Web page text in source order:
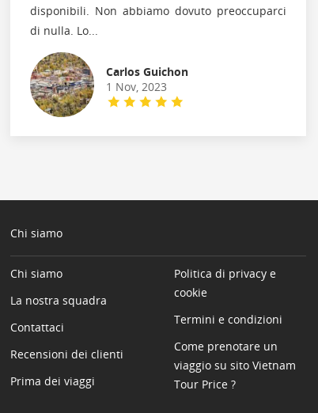
disponibili. Non abbiamo dovuto preoccuparci
di nulla. Lo...
Carlos Guichon
1 Nov, 2023
Chi siamo
Chi siamo
La nostra squadra
Contattaci
Recensioni dei clienti
Prima dei viaggi
Politica di privacy e
cookie
Termini e condizioni
Come prenotare un
viaggio su sito Vietnam
Tour Price ?